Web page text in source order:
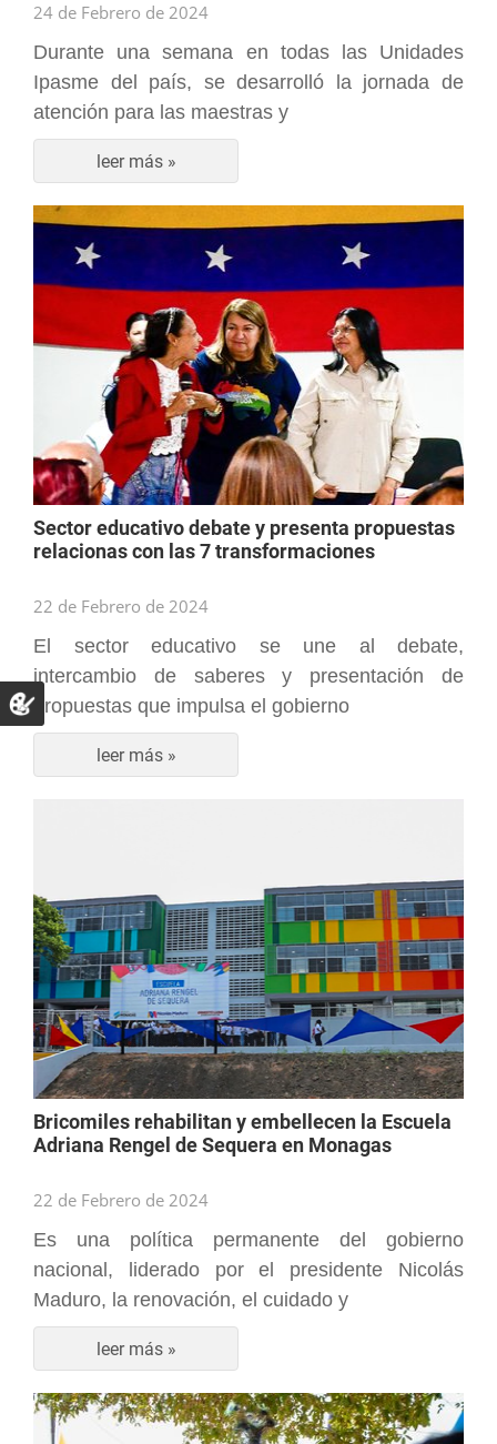
24 de Febrero de 2024
Durante una semana en todas las Unidades
Ipasme del país, se desarrolló la jornada de
atención para las maestras y
leer más »
Sector educativo debate y presenta propuestas
relacionas con las 7 transformaciones
22 de Febrero de 2024
El sector educativo se une al debate,
intercambio de saberes y presentación de
propuestas que impulsa el gobierno
leer más »
Bricomiles rehabilitan y embellecen la Escuela
Adriana Rengel de Sequera en Monagas
22 de Febrero de 2024
Es una política permanente del gobierno
nacional, liderado por el presidente Nicolás
Maduro, la renovación, el cuidado y
leer más »